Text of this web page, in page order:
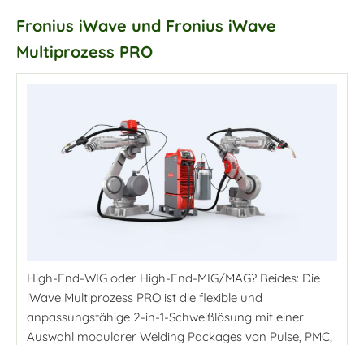
Fronius iWave und Fronius iWave
Multiprozess PRO
High-End-WIG oder High-End-MIG/MAG? Beides: Die
iWave Multiprozess PRO ist die flexible und
anpassungsfähige 2-in-1-Schweißlösung mit einer
Auswahl modularer Welding Packages von Pulse, PMC,